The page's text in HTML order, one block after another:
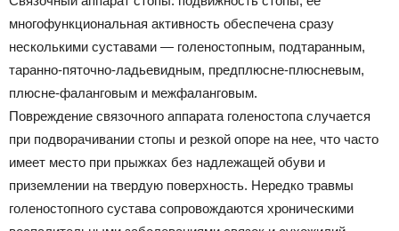
многофункциональная активность обеспечена сразу
несколькими суставами — голеностопным, подтаранным,
таранно-пяточно-ладьевидным, предплюсне-плюсневым,
плюсне-фаланговым и межфаланговым.
Повреждение связочного аппарата голеностопа случается
при подворачивании стопы и резкой опоре на нее, что часто
имеет место при прыжках без надлежащей обуви и
приземлении на твердую поверхность. Нередко травмы
голеностопного сустава сопровождаются хроническими